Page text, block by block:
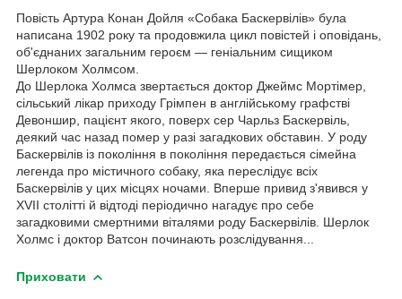
Повість Артура Конан Дойля «Собака Баскервілів» була
написана 1902 року та продовжила цикл повістей і оповідань,
об'єднаних загальним героєм — геніальним сищиком
Шерлоком Холмсом.
До Шерлока Холмса звертається доктор Джеймс Мортімер,
сільський лікар приходу Грімпен в англійському графстві
Девоншир, пацієнт якого, поверх сер Чарльз Баскервіль,
деякий час назад помер у разі загадкових обставин. У роду
Баскервілів із покоління в покоління передається сімейна
легенда про містичного собаку, яка переслідує всіх
Баскервілів у цих місцях ночами. Вперше привид з'явився у
XVII столітті й відтоді періодично нагадує про себе
загадковими смертними віталями роду Баскервілів. Шерлок
Холмс і доктор Ватсон починають розслідування...
Приховати